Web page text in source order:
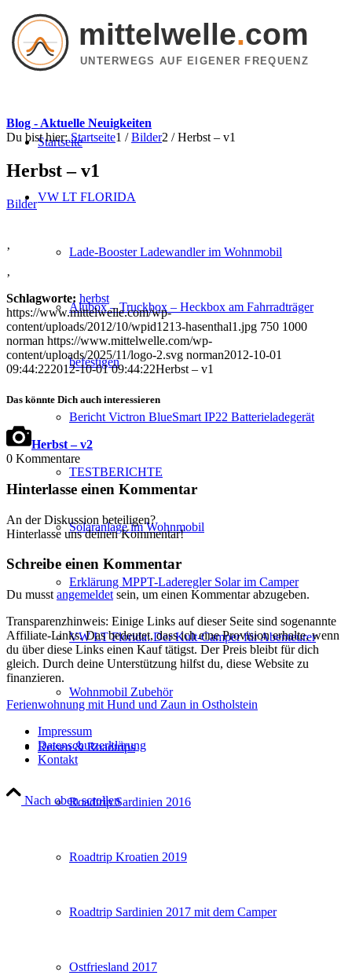
mittelwelle.com
UNTERWEGS AUF EIGENER FREQUENZ
Startseite
VW LT FLORIDA
Lade-Booster Ladewandler im Wohnmobil
Alubox – Truckbox – Heckbox am Fahrradträger
befestigen
Bericht Victron BlueSmart IP22 Batterieladegerät
TESTBERICHTE
Solaranlage im Wohnmobil
Erklärung MPPT-Laderegler Solar im Camper
VW LT Florida: Der Kult-Camper für Abenteurer
Wohnmobil Zubehör
Reisen & Roadtrips
Roadtrip Sardinien 2016
Roadtrip Kroatien 2019
Roadtrip Sardinien 2017 mit dem Camper
Ostfriesland 2017
Blog - Aktuelle Neuigkeiten
Du bist hier: Startseite1 / Bilder2 / Herbst – v1
Herbst – v1
Bilder
‚
‚
Schlagworte: herbst
https://www.mittelwelle.com/wp-
content/uploads/2012/10/wpid1213-hasenthal1.jpg 750 1000
norman https://www.mittelwelle.com/wp-
content/uploads/2025/11/logo-2.svg norman2012-10-01
09:44:222012-10-01 09:44:22Herbst – v1
Das könnte Dich auch interessieren
Herbst – v2
0 Kommentare
Hinterlasse einen Kommentar
An der Diskussion beteiligen?
Hinterlasse uns deinen Kommentar!
Schreibe einen Kommentar
Du musst angemeldet sein, um einen Kommentar abzugeben.
Transparenzhinweis: Einige Links auf dieser Seite sind sogenannte
Affiliate-Links. Das bedeutet, dass ich eine Provision erhalte, wenn
du über diese Links einen Kauf tätigst. Der Preis bleibt für dich
gleich. Durch deine Unterstützung hilfst du, diese Website zu
finanzieren.
Ferienwohnung mit Hund und Zaun in Ostholstein
Impressum
Datenschutzerklärung
Kontakt
Nach oben scrollen